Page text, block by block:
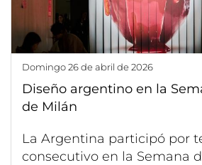
domingo 26 de abril de 2026
Diseño argentino en la
de Milán
La Argentina participó por
consecutivo en la Semana